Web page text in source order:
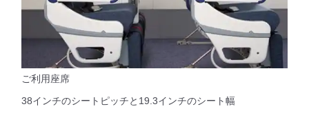
ご利用座席
38インチのシートピッチと19.3インチのシート幅